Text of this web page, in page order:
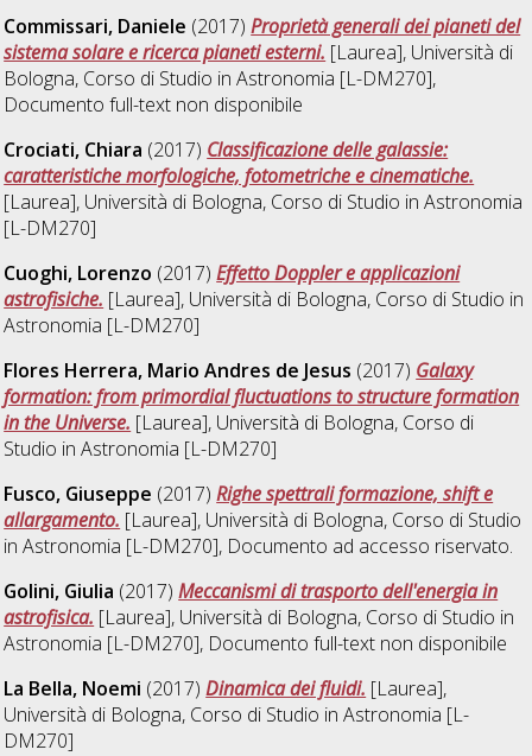
Commissari, Daniele (2017)Proprietà generali dei pianeti del
sistema solare e ricerca pianeti esterni. [Laurea], Università di
Bologna, Corso di Studio inAstronomia [L-DM270],
Documento full-text non disponibile
Crociati, Chiara (2017) Classificazione delle galassie:
caratteristiche morfologiche, fotometriche e cinematiche.
[Laurea], Università di Bologna, Corso di Studio inAstronomia
[L-DM270]
Cuoghi, Lorenzo (2017)Effetto Doppler e applicazioni
astrofisiche. [Laurea], Università di Bologna, Corso di Studio in
Astronomia [L-DM270]
Flores Herrera, Mario Andres de Jesus (2017) Galaxy
formation: from primordial fluctuations to structure formation
in the Universe. [Laurea], Università di Bologna, Corso di
Studio inAstronomia [L-DM270]
Fusco, Giuseppe (2017)Righe spettrali formazione, shift e
allargamento. [Laurea], Università di Bologna, Corso di Studio
inAstronomia [L-DM270], Documento ad accesso riservato.
Golini, Giulia (2017)Meccanismi di trasporto dell'energia in
astrofisica. [Laurea], Università di Bologna, Corso di Studio in
Astronomia [L-DM270], Documento full-text non disponibile
La Bella, Noemi (2017)Dinamica dei fluidi. [Laurea],
Università di Bologna, Corso di Studio inAstronomia [L-
DM270]